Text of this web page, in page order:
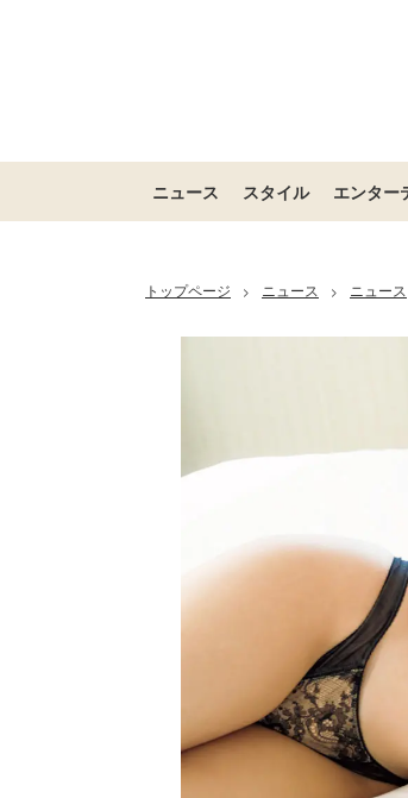
ニュース スタイル エンター
トップページ > ニュース > ニュース